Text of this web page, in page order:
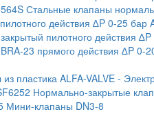
Стальные клапаны
действия ∆P 0-25 бар
пилотного действия
23 прямого действия ∆P 0-
пластика ALFA-VALVE -
Нормально-закрытые
Мини-клапаны DN3-8